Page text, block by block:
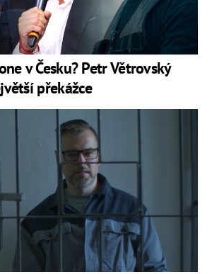
v Česku? Petr Větrovský
překážce